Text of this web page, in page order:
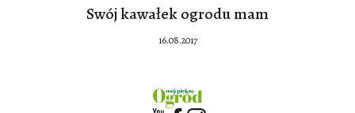
Swój kawałek ogrodu mam
16.08.2017